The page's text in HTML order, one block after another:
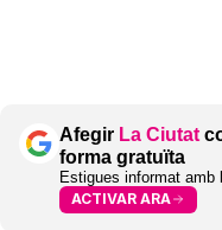
Afegir La Ciutat
forma gratuïta
Estigues informat
ACTIVAR ARA